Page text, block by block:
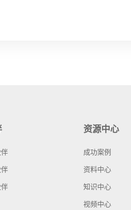
资源中心
成功案例
资料中心
知识中心
视频中心